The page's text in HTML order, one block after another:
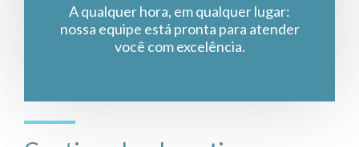
A qualquer hora, em qualquer lugar:
nossa equipe está pronta para atender
você com excelência.